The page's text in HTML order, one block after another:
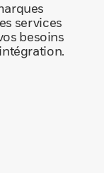
services
besoins